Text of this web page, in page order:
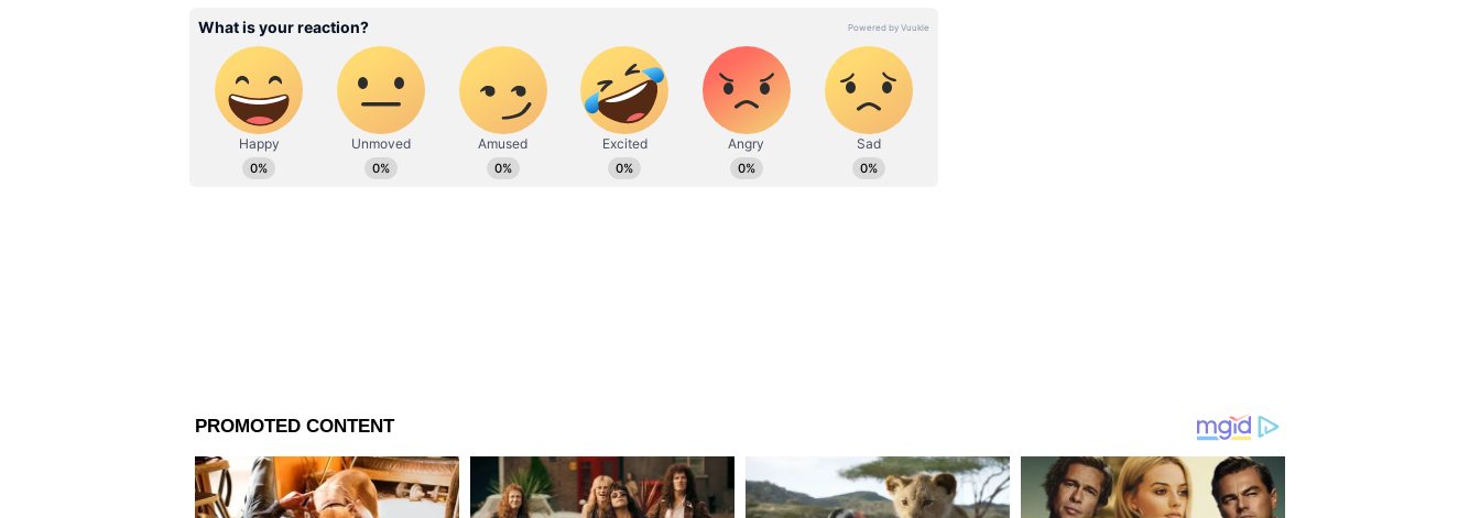
Related Articles
এবং পূর্বতন এমএলএ তাজমুল হোসেন ঘনিষ্ঠ মহলের ও হরিশ্চন্দ্রপুর বিডিও র যোগ
থাকতে পারে। ফলে রাজনৈতিক চাপানউতোর আরও তীব্র হয়েছে।
হার্ডকোর খবর থেকে সফট নিউজ যে কোনও লেখাতেই পারদর্শী। ভালোবাসেন পলিটিক্যাল নিউজ, ক্রাইম,
সফট স্টোরি, অফবিট খবর করতে।